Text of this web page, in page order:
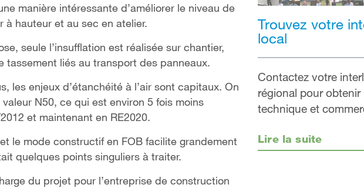
manière intéressante d’améliorer le niveau de
hauteur et au sec en atelier.
seule l’insufflation est réalisée sur chantier,
tassement liés au transport des panneaux.
les enjeux d’étanchéité à l’air sont capitaux. On
N50, ce qui est environ 5 fois moins
et maintenant en RE2020.
le mode constructif en FOB facilite grandement
quelques points singuliers à traiter.
du projet pour l’entreprise de construction
Trouvez votre
local
Contactez votre
régional pour
technique et
Lire la suite